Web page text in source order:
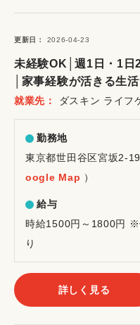
更新日 2026-04-23
未経験OK│週1日・1日
│家事経験が活きる生
就業先 ダスキン ライフ
勤務地
東京都世田谷区宮坂2-
oogle Map ）
給与
時給1500円～1800円 ※
り
詳しく見る